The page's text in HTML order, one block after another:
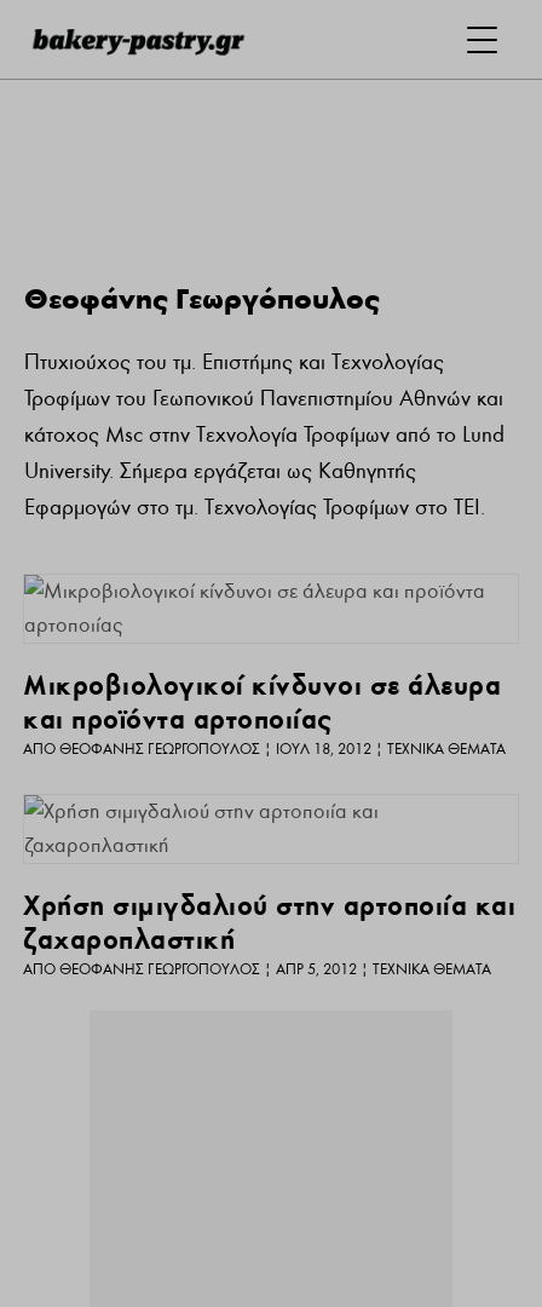
Θεοφάνης Γεωργόπουλος
Πτυχιούχος του τμ. Επιστήμης και Τεχνολογίας
Τροφίμων του Γεωπονικού Πανεπιστημίου Αθηνών και
κάτοχος Msc στην Τεχνολογία Τροφίμων από το Lund
University. Σήμερα εργάζεται ως Καθηγητής
Εφαρμογών στο τμ. Τεχνολογίας Τροφίμων στο ΤΕΙ.
Μικροβιολογικοί κίνδυνοι σε άλευρα
και προϊόντα αρτοποιίας
ΑΠΌΘΕΟΦΆΝΗΣ ΓΕΩΡΓΌΠΟΥΛΟΣ | ΙΟΎΛ 18, 2012 |ΤΕΧΝΙΚΆ ΘΈΜΑΤΑ
Χρήση σιμιγδαλιού στην αρτοποιία και
ζαχαροπλαστική
ΑΠΌΘΕΟΦΆΝΗΣ ΓΕΩΡΓΌΠΟΥΛΟΣ |ΑΠΡ 5, 2012 |ΤΕΧΝΙΚΆ ΘΈΜΑΤΑ